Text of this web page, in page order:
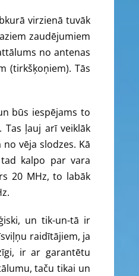
virzienā tuvāk
zaudējumiem
no antenas
(tirkšķoņiem). Tās
būs iespējams to
Tas ļauj arī veiklāk
vēja slodzes. Kā
kalpo par vara
20 MHz, to labāk
un tik-un-tā ir
raidītājiem, ja
ir ar garantētu
taču tikai un